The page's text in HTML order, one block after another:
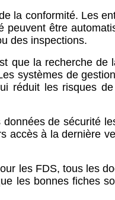
la conformité. Les
être
des inspections.
que la recherche de
systèmes de
réduit les risques
de sécurité
accès à la dernière
les FDS, tous les
les bonnes fiches